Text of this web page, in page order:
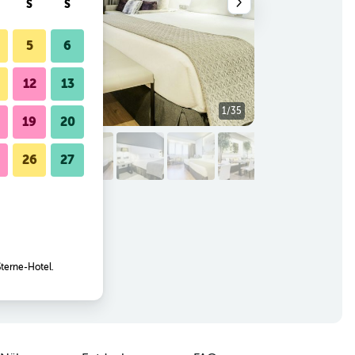
1/35
S S
5 6
12 13
19 20
26 27
Hotel.